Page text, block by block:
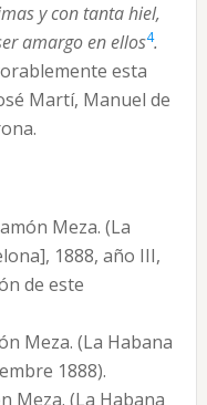
y con tanta hiel,
amargo en ellos4.
esta
Martí, Manuel de
Meza. (La
1888, año III,
de este
Meza. (La Habana
1888).
Meza. (La Habana